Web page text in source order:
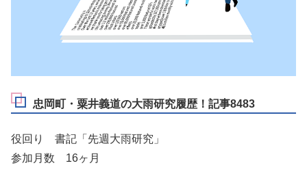
忠岡町・粟井義道の大雨研究履歴！記事8483
役回り 書記「先週大雨研究」
参加月数 16ヶ月